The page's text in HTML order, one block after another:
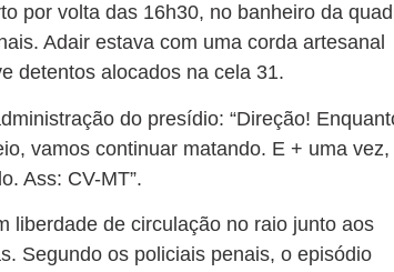
por volta das 16h30, no banheiro da
Adair estava com uma corda artesanal
detentos alocados na cela 31.
do presídio: “Direção!
vamos continuar matando. E + uma vez,
Ass: CV-MT”.
liberdade de circulação no raio junto aos
Segundo os policiais penais, o episódio